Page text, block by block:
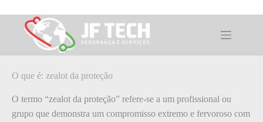
para
conteúdoO que é: zealot da proteção
O que é: zealot da proteção
O termo “zealot da proteção” refere-se a um profissional ou
grupo que demonstra um compromisso extremo e fervoroso com